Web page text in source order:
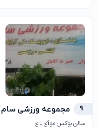
9 مجموعه ورزشی سام
سالن بوکس موآی تای